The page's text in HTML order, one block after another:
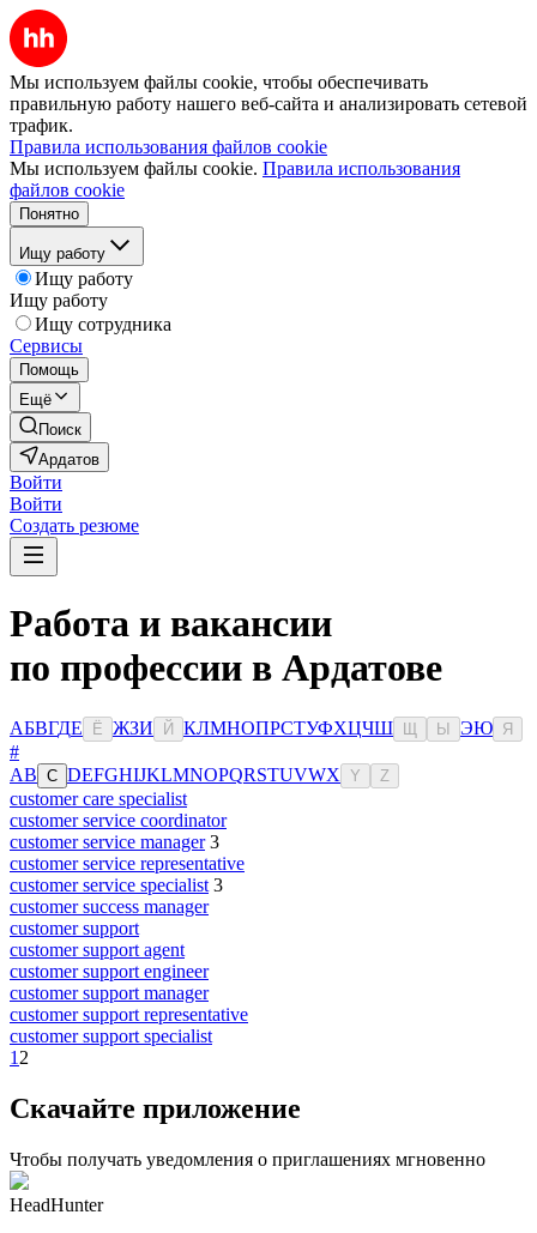
Мы используем файлы cookie, чтобы обеспечивать
правильную работу нашего веб-сайта и анализировать сетевой
трафик.
Правила использования файлов cookie
Мы используем файлы cookie. Правила использования
файлов cookie
Понятно
Ищу работу
Ищу работу
Ищу работу
Ищу сотрудника
Сервисы
Помощь
Ещё
Поиск
Ардатов
Войти
Войти
Создать резюме
Работа и вакансии
по профессии в Ардатове
АБВГДЕ Ё ЖЗИ Й КЛМНОПРСТУФХЦЧШ Ы ЭЮ Я
#
AB C DEFGHIJKLMNOPQRSTUVWX Y Z
customer care specialist
customer service coordinator
customer service manager 3
customer service representative
customer service specialist 3
customer success manager
customer support
customer support agent
customer support engineer
customer support manager
customer support representative
customer support specialist
1 2
Скачайте приложение
Чтобы получать уведомления о приглашениях мгновенно
HeadHunter